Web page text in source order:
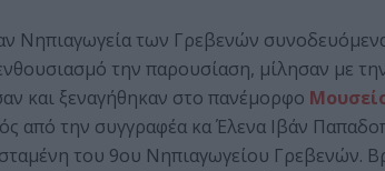
Νηπιαγωγεία των Γρεβενών
την παρουσίαση, μίλησαν με
και ξεναγήθηκαν στο πανέμορφο
από την συγγραφέα κα Έλενα Ιβάν
του 9ου Νηπιαγωγείου Γρεβενών.